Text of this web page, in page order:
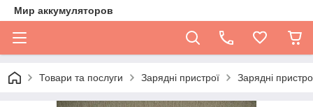
Мир аккумуляторов
Товари та послуги Зарядні пристрої Зарядні